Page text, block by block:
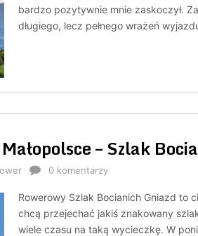
bardzo pozytywnie mnie zaskoczył.
długiego, lecz pełnego wrażeń
– Szlak
0 komentarzy
Rowerowy Szlak Bocianich Gniazd to
chcą przejechać jakiś znakowany
wiele czasu na taką wycieczkę. W